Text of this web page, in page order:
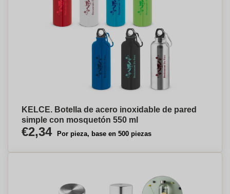
KELCE. Botella de acero inoxidable de pared
simple con mosquetón 550 ml
€2,34 Por pieza, base en 500 piezas